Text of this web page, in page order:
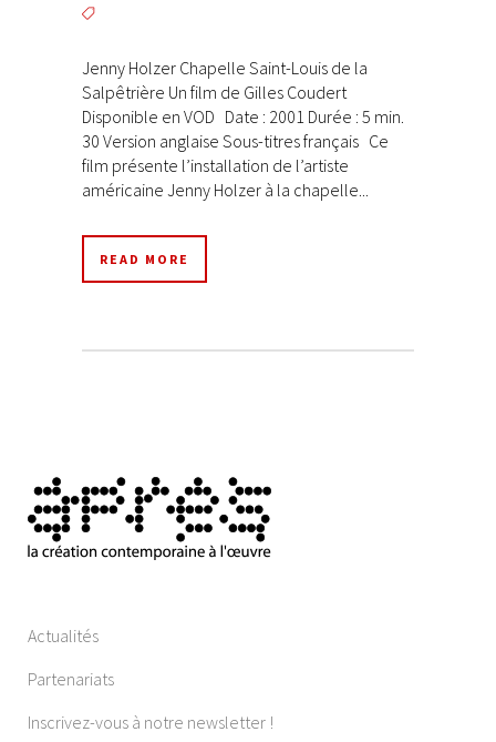
Jenny Holzer Chapelle Saint-Louis de la
Salpêtrière Un film de Gilles Coudert
Disponible en VOD Date : 2001 Durée : 5 min.
30 Version anglaise Sous-titres français Ce
film présente l’installation de l’artiste
américaine Jenny Holzer à la chapelle...
READ MORE
Actualités
Partenariats
Inscrivez-vous à notre newsletter !